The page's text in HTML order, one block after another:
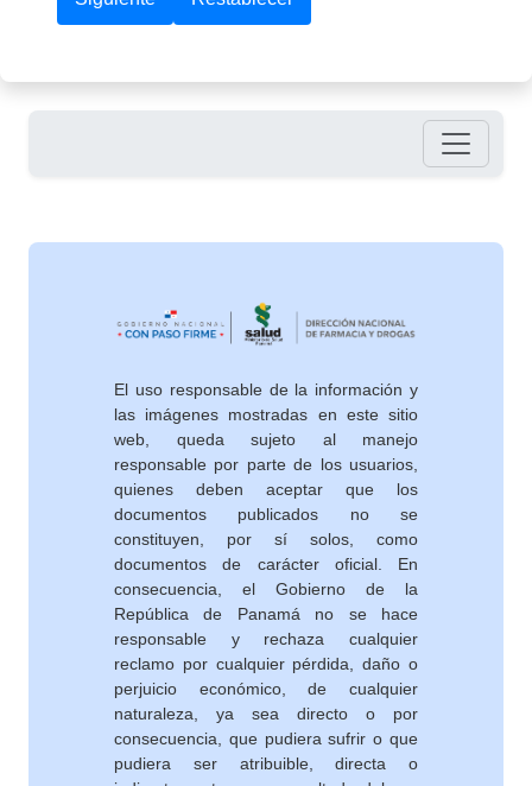
El uso responsable de la información y
las imágenes mostradas en este sitio
web, queda sujeto al manejo
responsable por parte de los usuarios,
quienes deben aceptar que los
documentos publicados no se
constituyen, por sí solos, como
documentos de carácter oficial. En
consecuencia, el Gobierno de la
República de Panamá no se hace
responsable y rechaza cualquier
reclamo por cualquier pérdida, daño o
perjuicio económico, de cualquier
naturaleza, ya sea directo o por
consecuencia, que pudiera sufrir o que
pudiera ser atribuible, directa o